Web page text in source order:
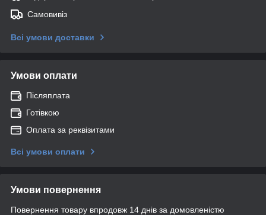
Самовивіз
Всі умови доставки
Умови оплати
Післяплата
Готівкою
Оплата за реквізитами
Всі умови оплати
Умови повернення
Повернення товару впродовж 14 днів за домовленістю